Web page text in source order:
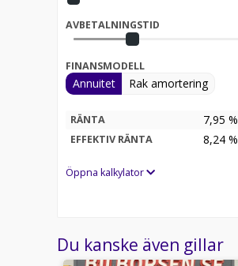
AVBETALNINGSTID
FINANSMODELL
Annuitet Rak amortering
RÄNTA 7,95 %
EFFEKTIV RÄNTA 8,24 %
Öppna kalkylator
Du kanske även gillar